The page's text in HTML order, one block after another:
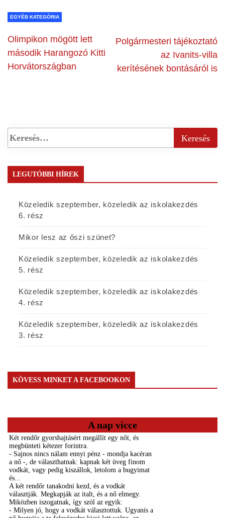
EGYÉB KATEGÓRIA
Olimpikon mögött lett
második Harangozó Kitti
Horvátországban
Polgármesteri tájékoztató
az Ivanits-villa
kerítésének bontásáról is
LEGUTÓBBI HÍREK
Közeledik szeptember, közeledik az iskolakezdés
6. rész
Mikor lesz az őszi szünet?
Közeledik szeptember, közeledik az iskolakezdés
5. rész
Közeledik szeptember, közeledik az iskolakezdés
4. rész
Közeledik szeptember, közeledik az iskolakezdés
3. rész
KÖVESS MINKET A FACEBOOKON
A nap vicce